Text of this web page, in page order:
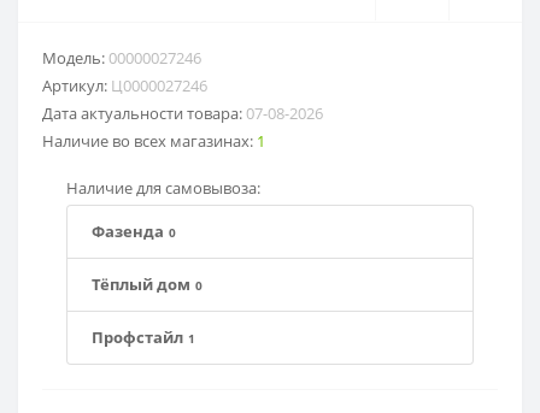
Модель:00000027246
Артикул: Ц0000027246
Дата актуальности товара:07-08-2026
Наличие во всех магазинах: 1
Наличие для самовывоза:
Фазенда 0
Тёплый дом 0
Профстайл 1